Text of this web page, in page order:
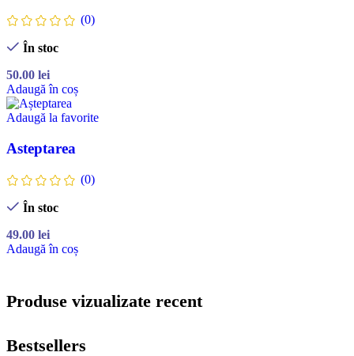
(0)
În stoc
50.00 lei
Adaugă în coș
Adaugă la favorite
Asteptarea
(0)
În stoc
49.00 lei
Adaugă în coș
Produse vizualizate recent
Bestsellers